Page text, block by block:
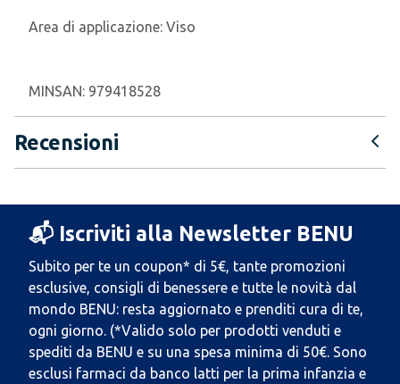
Area di applicazione: Viso
MINSAN: 979418528
Recensioni
📬 Iscriviti alla Newsletter BENU
Subito per te un coupon* di 5€, tante promozioni
esclusive, consigli di benessere e tutte le novità dal
mondo BENU: resta aggiornato e prenditi cura di te,
ogni giorno. (*Valido solo per prodotti venduti e
spediti da BENU e su una spesa minima di 50€. Sono
esclusi farmaci da banco latti per la prima infanzia e